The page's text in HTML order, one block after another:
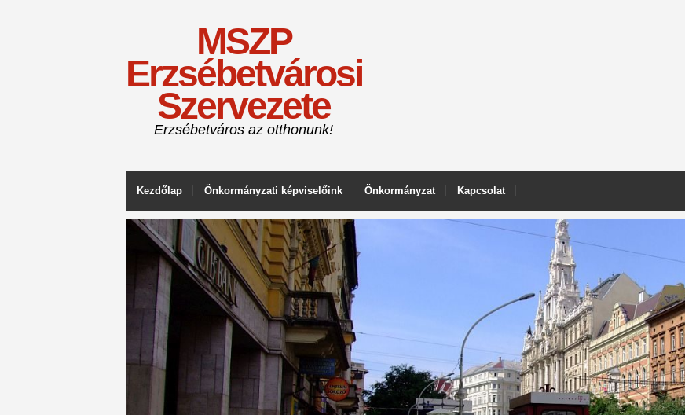
MSZP
Erzsébetvárosi
Szervezete
Erzsébetváros az otthonunk!
Kezdőlap Önkormányzati képviselőink Önkormányzat Kapcsolat